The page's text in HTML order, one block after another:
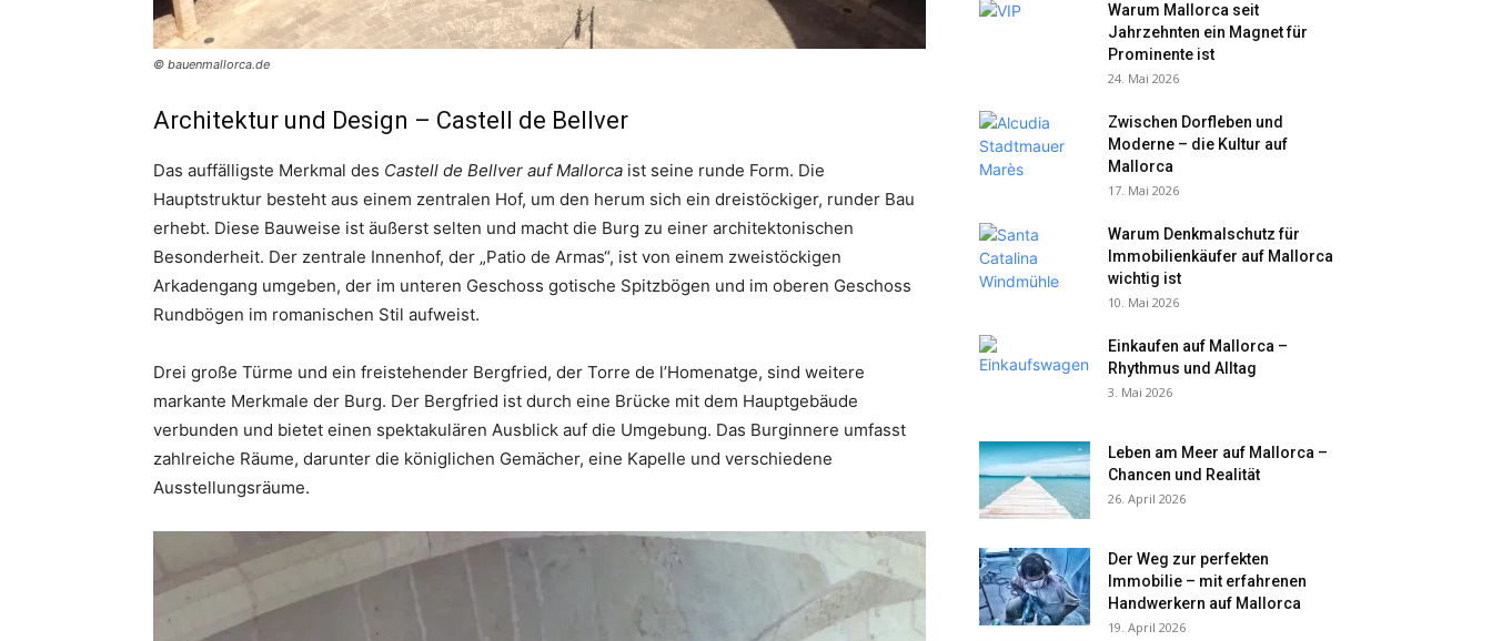
© bauenmallorca.de
Architektur und Design – Castell de Bellver
Das auffälligste Merkmal des Castell de Bellver auf Mallorca ist seine runde Form. Die
Hauptstruktur besteht aus einem zentralen Hof, um den herum sich ein dreistöckiger, runder Bau
erhebt. Diese Bauweise ist äußerst selten und macht die Burg zu einer architektonischen
Besonderheit. Der zentrale Innenhof, der „Patio de Armas“, ist von einem zweistöckigen
Arkadengang umgeben, der im unteren Geschoss gotische Spitzbögen und im oberen Geschoss
Rundbögen im romanischen Stil aufweist.
Drei große Türme und ein freistehender Bergfried, der Torre de l’Homenatge, sind weitere
markante Merkmale der Burg. Der Bergfried ist durch eine Brücke mit dem Hauptgebäude
verbunden und bietet einen spektakulären Ausblick auf die Umgebung. Das Burginnere umfasst
zahlreiche Räume, darunter die königlichen Gemächer, eine Kapelle und verschiedene
Ausstellungsräume.
Warum Mallorca seit
Jahrzehnten ein Magnet für
Prominente ist
24. Mai 2026
Zwischen Dorfleben und
Moderne – die Kultur auf
Mallorca
17. Mai 2026
Warum Denkmalschutz für
Immobilienkäufer auf Mallorca
wichtig ist
10. Mai 2026
Einkaufen auf Mallorca –
Rhythmus und Alltag
3. Mai 2026
Leben am Meer auf Mallorca –
Chancen und Realität
26. April 2026
Der Weg zur perfekten
Immobilie – mit erfahrenen
Handwerkern auf Mallorca
19. April 2026